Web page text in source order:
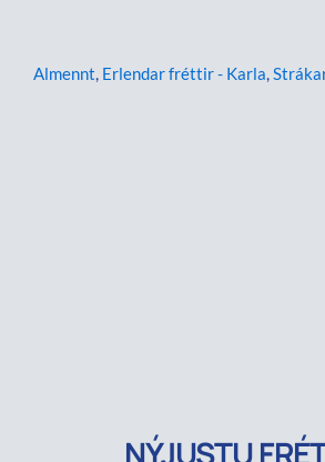
Almennt, Erlendar fréttir - Karla,
NÝJUSTU